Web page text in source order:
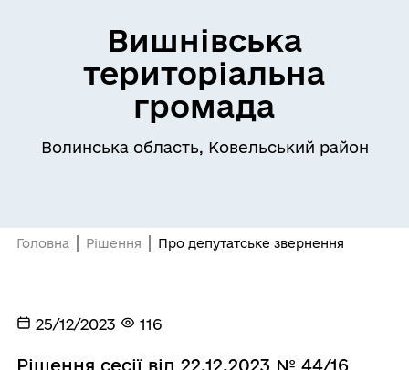
Вишнівська
територіальна
громада
Волинська область, Ковельський район
Головна Рішення Про депутатське звернення
25/12/2023 116
Рішення сесії від 22.12.2023 № 44/16